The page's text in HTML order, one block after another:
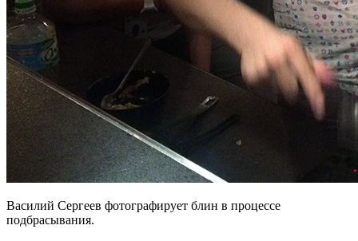
Василий Сергеев фотографирует блин в процессе
подбрасывания.